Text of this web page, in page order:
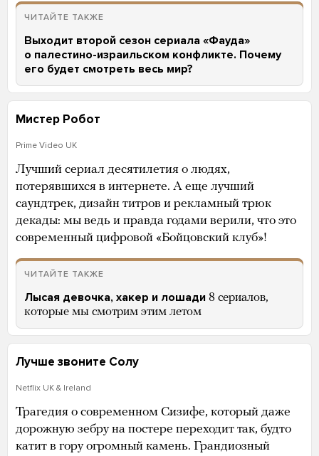
ЧИТАЙТЕ ТАКЖЕ
Выходит второй сезон сериала «Фауда»
о палестино-израильском конфликте. Почему
его будет смотреть весь мир?
Мистер Робот
Prime Video UK
Лучший сериал десятилетия о людях,
потерявшихся в интернете. А еще лучший
саундтрек, дизайн титров и рекламный трюк
декады: мы ведь и правда годами верили, что это
современный цифровой «Бойцовский клуб»!
ЧИТАЙТЕ ТАКЖЕ
Лысая девочка, хакер и лошади 8 сериалов,
которые мы смотрим этим летом
Лучше звоните Солу
Netflix UK & Ireland
Трагедия о современном Сизифе, который даже
дорожную зебру на постере переходит так, будто
катит в гору огромный камень. Грандиозный